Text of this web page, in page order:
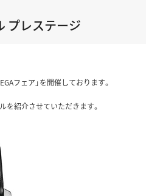
プレステージ
フェア」を開催しております。
を紹介させていただきます。